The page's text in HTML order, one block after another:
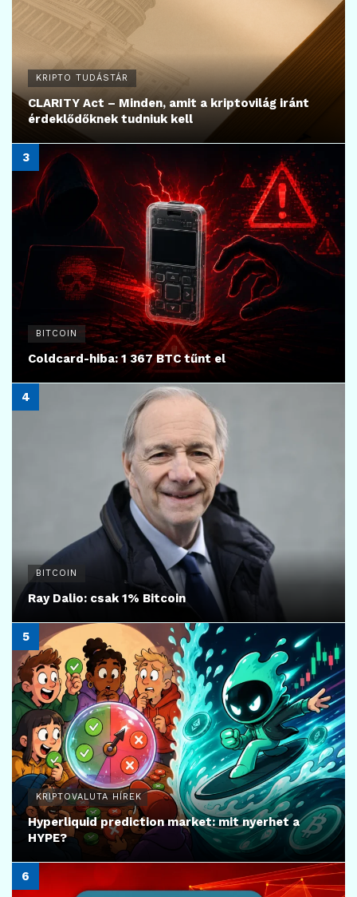
KRIPTO TUDÁSTÁR
CLARITY Act – Minden, amit a kriptovilág iránt
érdeklődőknek tudniuk kell
BITCOIN
Coldcard-hiba: 1 367 BTC tűnt el
BITCOIN
Ray Dalio: csak 1% Bitcoin
KRIPTOVALUTA HÍREK
Hyperliquid prediction market: mit nyerhet a
HYPE?